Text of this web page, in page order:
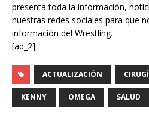
presenta toda la información,
nuestras redes sociales para que
información del Wrestling.
[ad_2]
ACTUALIZACIÓN
KENNY OMEGA SALUD